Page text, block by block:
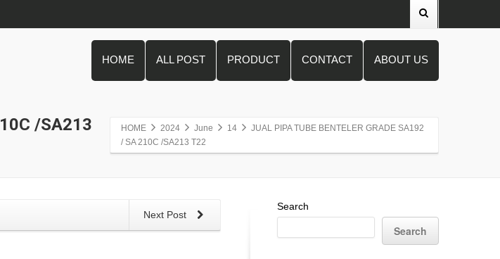
HOME ALL POST PRODUCT CONTACT ABOUT US
/SA213
HOME 2024 June 14
JUAL PIPA TUBE BENTELER GRADE SA192
/ SA 210C /SA213 T22
Next Post
Search
Search